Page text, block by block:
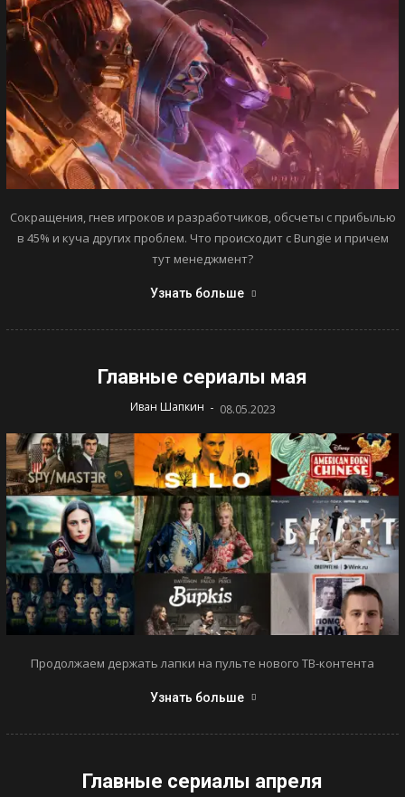
Сокращения, гнев игроков и разработчиков, обсчеты с прибылью
в 45% и куча других проблем. Что происходит с Bungie и причем
тут менеджмент?
Узнать больше
Главные сериалы мая
Иван Шапкин - 08.05.2023
Продолжаем держать лапки на пульте нового ТВ-контента
Узнать больше
Главные сериалы апреля